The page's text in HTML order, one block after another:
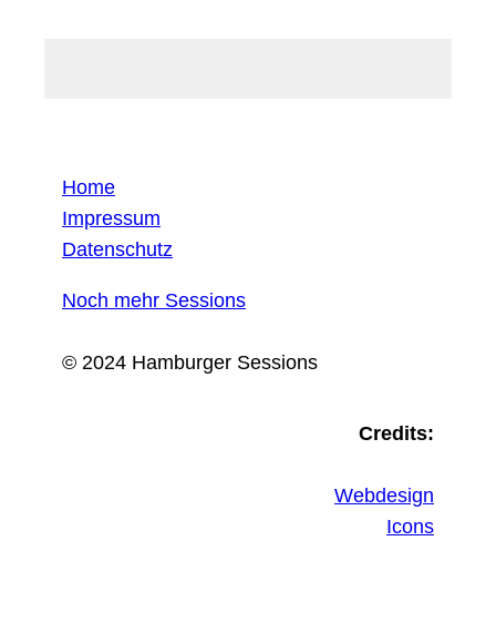
Home
Impressum
Datenschutz
Noch mehr Sessions
© 2024 Hamburger Sessions
Credits:
Webdesign
Icons